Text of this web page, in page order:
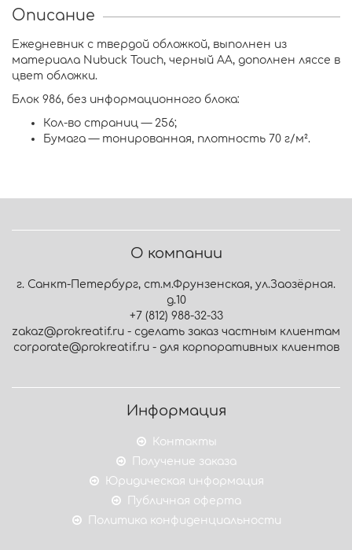
Описание
Ежедневник с твердой обложкой, выполнен из
материала Nubuck Touch, черный AA, дополнен ляссе в
цвет обложки.
Блок 986, без информационного блока:
Кол-во страниц — 256;
Бумага — тонированная, плотность 70 г/м².
О компании
г. Санкт-Петербург, ст.м.Фрунзенская, ул.Заозёрная.
д.10
+7 (812) 988-32-33
zakaz@prokreatif.ru - сделать заказ частным клиентам
corporate@prokreatif.ru - для корпоративных клиентов
Информация
Контакты
Получение заказа
Юридическая информация
Публичная оферта
Политика конфиденциальности